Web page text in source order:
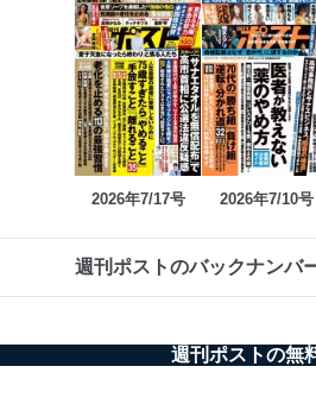
2026年7/17号 2026年7/10号
週刊ポストのバックナンバ
週刊ポストの無